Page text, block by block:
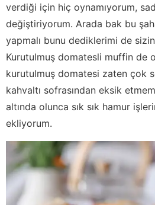
verdiği için hiç oynamıyorum,
değiştiriyorum. Arada bak bu
yapmalı bunu dediklerimi de
Kurutulmuş domatesli muffin de
kurutulmuş domatesi zaten çok
kahvaltı sofrasından eksik
altında olunca sık sık hamur
ekliyorum.